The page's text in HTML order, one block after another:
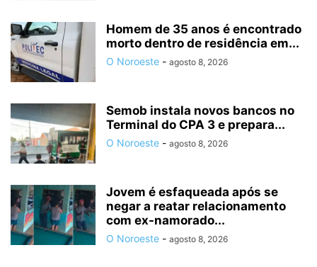
Homem de 35 anos é encontrado
morto dentro de residência em...
O Noroeste - agosto 8, 2026
Semob instala novos bancos no
Terminal do CPA 3 e prepara...
O Noroeste - agosto 8, 2026
Jovem é esfaqueada após se
negar a reatar relacionamento
com ex-namorado...
O Noroeste - agosto 8, 2026